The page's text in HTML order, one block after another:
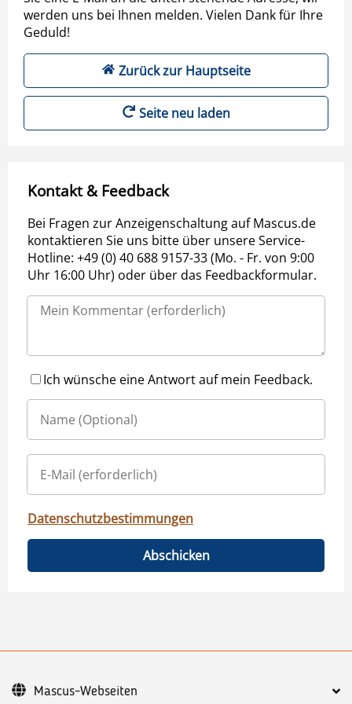
werden uns bei Ihnen melden. Vielen Dank für Ihre
Geduld!
Zurück zur Hauptseite
Seite neu laden
Kontakt & Feedback
Bei Fragen zur Anzeigenschaltung auf Mascus.de
kontaktieren Sie uns bitte über unsere Service-
Hotline: +49 (0) 40 688 9157-33 (Mo. - Fr. von 9:00
Uhr 16:00 Uhr) oder über das Feedbackformular.
Ich wünsche eine Antwort auf mein Feedback.
Datenschutzbestimmungen
Abschicken
Mascus-Webseiten